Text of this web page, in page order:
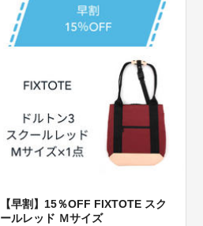
【早割】15％OFF FIXTOTE スク
ールレッド Ｍサイズ